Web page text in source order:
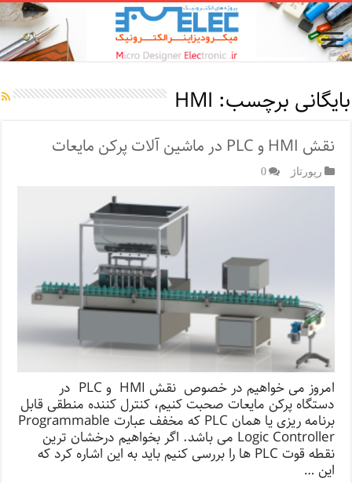
بایگانی برچسب: HMI
نقش HMI و PLC در ماشین آلات پرکن مایعات
رپورتاژ‌ 0
امروز می خواهیم در خصوص نقش HMI و PLC در
دستگاه پرکن مایعات صحبت کنیم، کنترل کننده منطقی قابل
برنامه ریزی یا همان PLC که مخفف عبارت Programmable
Logic Controller می باشد. اگر بخواهیم درخشان ترین
نقطه قوت PLC ها را بررسی کنیم باید به این اشاره کرد که
این …